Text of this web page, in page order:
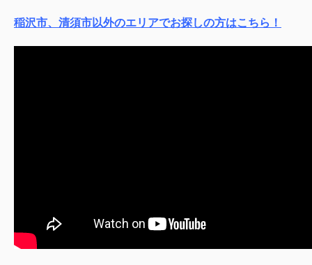
稲沢市、清須市以外のエリアでお探しの方はこちら！